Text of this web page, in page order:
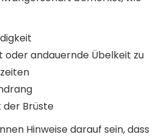
oder andauernde Übelkeit zu
der Brüste
Hinweise darauf sein, dass